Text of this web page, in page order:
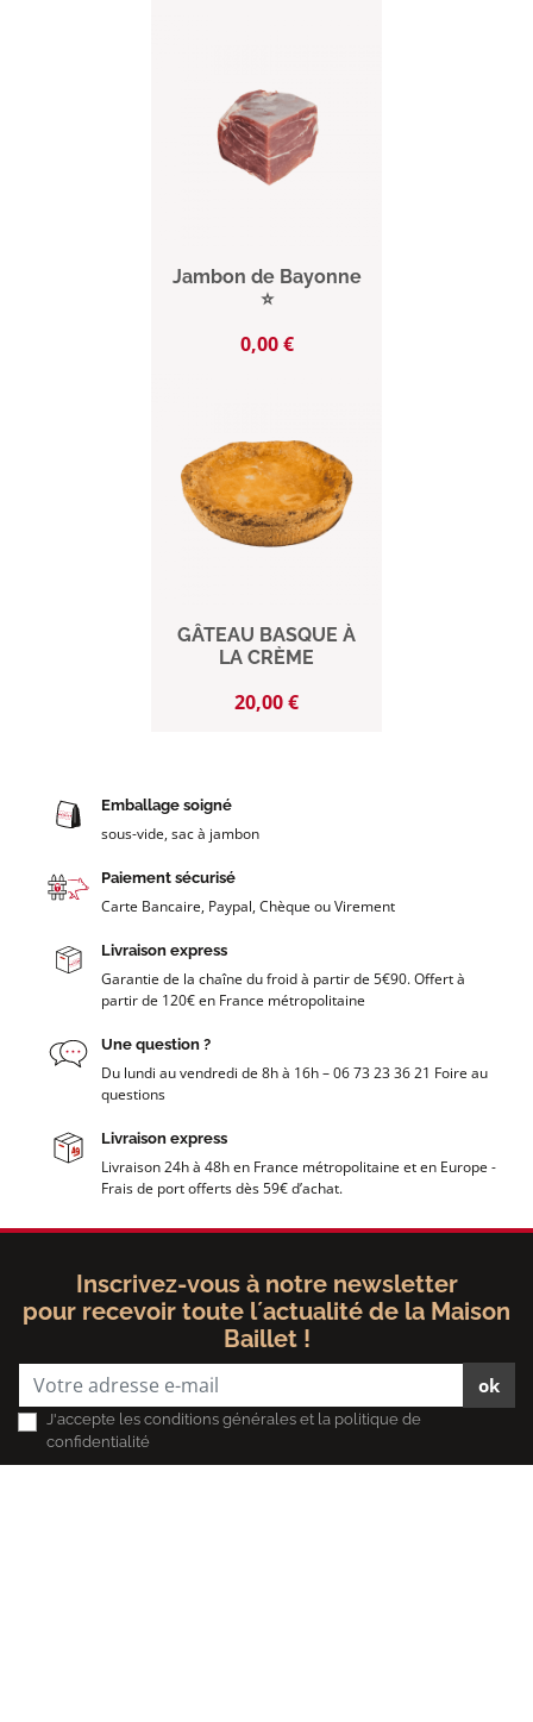
Jambon de Bayonne
⭐
Prix
0,00 €
GÂTEAU BASQUE À
LA CRÈME
Prix
20,00 €
Emballage soigné
sous-vide, sac à jambon
Paiement sécurisé
Carte Bancaire, Paypal, Chèque ou Virement
Livraison express
Garantie de la chaîne du froid à partir de 5€90. Offert à
partir de 120€ en France métropolitaine
Une question ?
Du lundi au vendredi de 8h à 16h – 06 73 23 36 21 Foire au
questions
Livraison express
Livraison 24h à 48h en France métropolitaine et en Europe -
Frais de port offerts dès 59€ d’achat.
Inscrivez-vous à notre newsletter
pour recevoir toute l´actualité de la Maison
Baillet !
ok
J'accepte les conditions générales et la politique de
confidentialité